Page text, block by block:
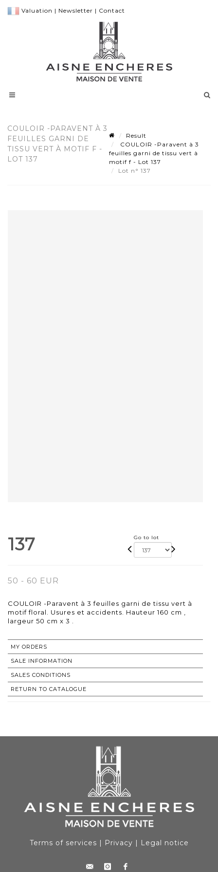
Valuation | Newsletter | Contact
COULOIR -PARAVENT À 3
FEUILLES GARNI DE
TISSU VERT À MOTIF F -
LOT 137
Result
COULOIR -Paravent à 3
feuilles garni de tissu vert à
motif f - Lot 137
Lot n° 137
137 Go to lot
50 - 60 EUR
COULOIR -Paravent à 3 feuilles garni de tissu vert à
motif floral. Usures et accidents. Hauteur 160 cm ,
largeur 50 cm x 3 .
MY ORDERS
SALE INFORMATION
SALES CONDITIONS
RETURN TO CATALOGUE
Terms of services | Privacy | Legal notice